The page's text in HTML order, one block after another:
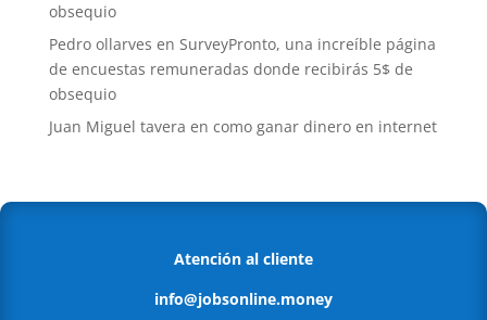
obsequio
Pedro ollarves en SurveyPronto, una increíble página
de encuestas remuneradas donde recibirás 5$ de
obsequio
Juan Miguel tavera en como ganar dinero en internet
Atención al cliente
info@jobsonline.money